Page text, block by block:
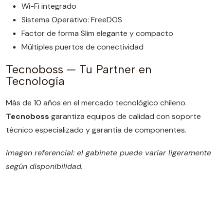
Wi-Fi integrado
Sistema Operativo: FreeDOS
Factor de forma Slim elegante y compacto
Múltiples puertos de conectividad
Tecnoboss — Tu Partner en
Tecnología
Más de 10 años en el mercado tecnológico chileno.
Tecnoboss garantiza equipos de calidad con soporte
técnico especializado y garantía de componentes.
Imagen referencial: el gabinete puede variar ligeramente
según disponibilidad.